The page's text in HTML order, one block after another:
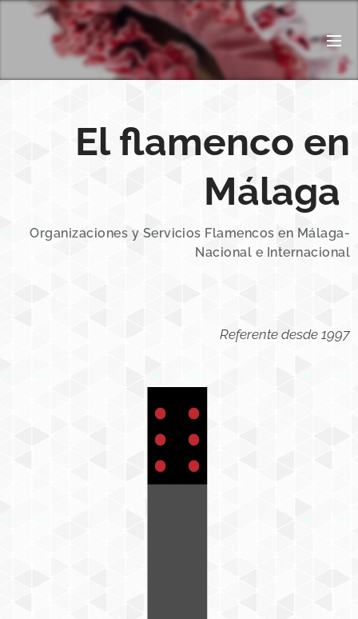
El flamenco en
Málaga
Organizaciones y Servicios Flamencos en Málaga-
Nacional e Internacional
Referente desde 1997